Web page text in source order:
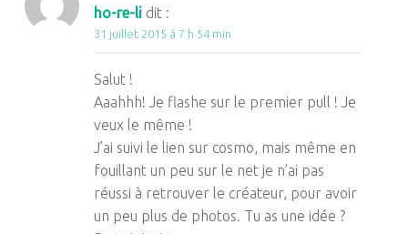
ho-re-li dit :
31 juillet 2015 à 7 h 54 min
Salut !
Aaahhh! Je flashe sur le premier pull ! Je
veux le même !
J’ai suivi le lien sur cosmo, mais même en
fouillant un peu sur le net je n’ai pas
réussi à retrouver le créateur, pour avoir
un peu plus de photos. Tu as une idée ?